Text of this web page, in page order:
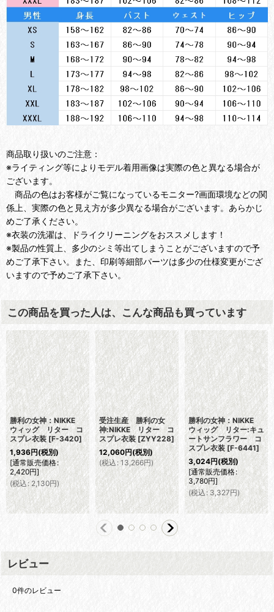
商品取り扱いのご注意：
※ライティング等によりモデル着用画像は実際の色と異なる場合が
ございます。
商品の色はお客様がご覧になっているモニター?画面環境などの関
係上、実際の色と見え方が多少異なる場合がございます。あらかじ
めご了承ください。
※衣装の洗濯は、ドライクリーニングをおススメします！
※製品の性質上、多少のシミ等出てしまうことがございますので予
めご了承下さい。また、印刷等細部パーツは多少の仕様変更がござ
いますので予めご了承下さい。
この商品を買った人は、こんな商品も買っています
勝利の女神：NIKKE
ウィッグ リター コ
スプレ衣装 [F-3420]
1,936円(税別)
[通常販売価格:
2,420円]
(税込: 2,130円)
受注生産 勝利の女
神:NIKKE リター コ
スプレ衣装 [ZYY228]
12,060円(税別)
(税込 : 13,266円)
勝利の女神：NIKKE
ウィッグ リター:キュ
ートサンフラワー コ
スプレ衣装 [F-6441]
3,024円(税別)
[通常販売価格:
3,780円]
(税込: 3,327円)
レビュー
0件のレビュー